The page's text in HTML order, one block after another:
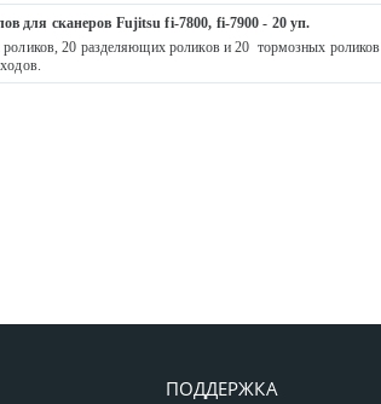
для сканеров Fujitsu fi-7800, fi-7900 - 20 уп.
20 разделяющих роликов и 20 тормозных роликов.
ПОДДЕРЖКА